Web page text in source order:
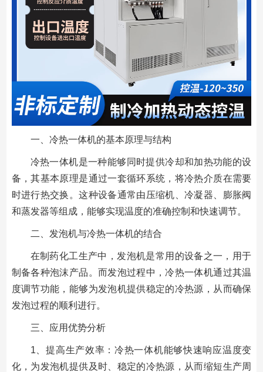
一、冷热一体机的基本原理与结构
冷热一体机是一种能够同时提供冷却和加热功能的设
备，其基本原理是通过一套循环系统，将冷热介质在需要
时进行热交换。这种设备通常由压缩机、冷凝器、膨胀阀
和蒸发器等组成，能够实现温度的准确控制和快速调节。
二、发泡机与冷热一体机的结合
在制药化工生产中，发泡机是常用的设备之一，用于
制备各种泡沫产品。而发泡过程中，冷热一体机通过其温
度调节功能，能够为发泡机提供稳定的冷热源，从而确保
发泡过程的顺利进行。
三、应用优势分析
1、提高生产效率：冷热一体机能够快速响应温度变
化，为发泡机提供及时、稳定的冷热源，从而缩短生产周